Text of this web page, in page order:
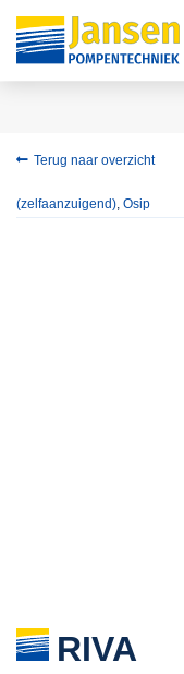
Terug naar overzicht
(zelfaanzuigend), Osip
RIVA